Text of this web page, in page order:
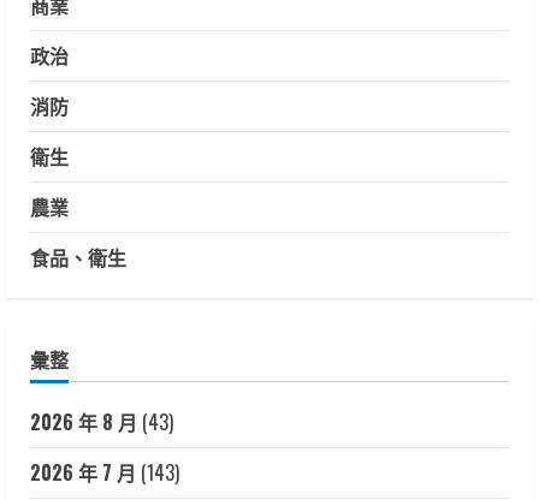
政治
消防
衛生
農業
食品、衛生
彙整
2026 年 8 月 (43)
2026 年 7 月 (143)